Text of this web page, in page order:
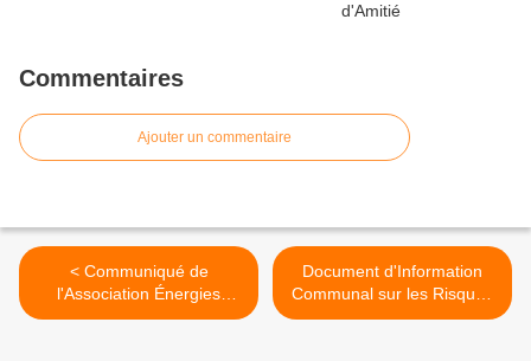
Commentaires
Ajouter un commentaire
< Communiqué de
l'Association Énergies
Citoyennes Vernoscoises
Document d'Information
Communal sur les Risques
Majeurs (DICRIM)